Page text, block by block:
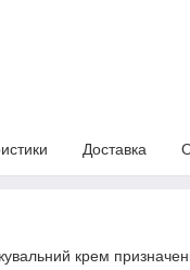
Доставка
крем